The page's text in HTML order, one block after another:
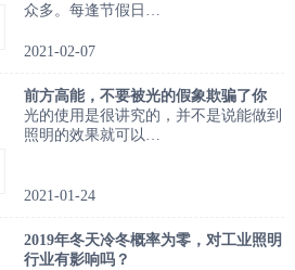
众多。每逢节假日…
2021-02-07
前方高能，不要被光的假象欺骗了你
光的使用是很讲究的，并不是说能做到
照明的效果就可以…
2021-01-24
2019年冬天冷冬概率为零，对工业照明
行业有影响吗？